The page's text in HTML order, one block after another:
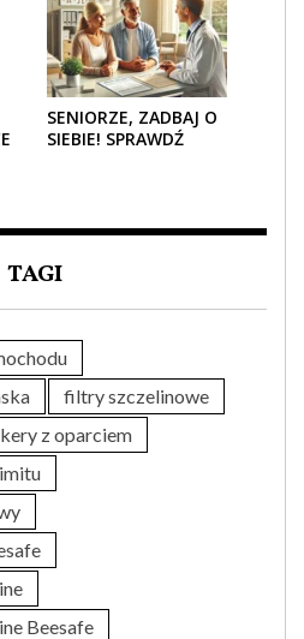
SENIORZE, ZADBAJ O
SIEBIE! SPRAWDŹ
TAGI
filtry szczelinowe
z oparciem
Beesafe